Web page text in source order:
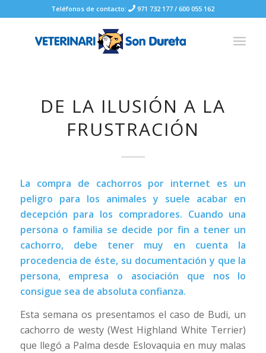
Teléfonos de contacto: 971 732 177 /600 055 162
DE LA ILUSIÓN A LA
FRUSTRACIÓN
La compra de cachorros por internet es un
peligro para los animales y suele acabar en
decepción para los compradores. Cuando una
persona o familia se decide por fin a tener un
cachorro, debe tener muy en cuenta la
procedencia de éste, su documentación y que la
persona, empresa o asociación que nos lo
consigue sea de absoluta confianza.
Esta semana os presentamos el caso de Budi, un
cachorro de westy (West Highland White Terrier)
que llegó a Palma desde Eslovaquia en muy malas